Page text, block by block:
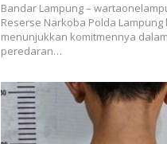
Bandar Lampung –
Reserse Narkoba Polda Lampung
menunjukkan komitmennya
peredaran…